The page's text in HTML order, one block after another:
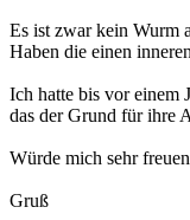
Es ist zwar kein Wurm
Haben die einen
Ich hatte bis vor einem
das der Grund für ihre
Würde mich sehr
Gruß